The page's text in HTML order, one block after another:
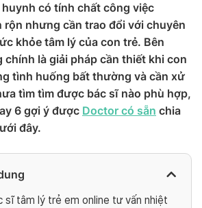
có tính chất công việc
nhưng cần trao đổi với chuyên
khỏe tâm lý của con trẻ. Bên
chính là giải pháp cần thiết khi con
tình huống bất thường và cần xử
tìm tìm được bác sĩ nào phù hợp,
6 gợi ý được Doctor có sẵn chia
đây.
sĩ tâm lý trẻ em online tư vấn nhiệt